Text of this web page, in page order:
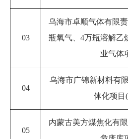
03
乌海市卓顺气体有限
瓶氧气、4万瓶溶解乙
业气体
04
乌海市广锦新材料有
体化项目
05
内蒙古美方煤焦化有